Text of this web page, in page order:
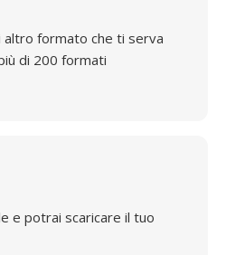
altro formato che ti serva
di 200 formati
e potrai scaricare il tuo